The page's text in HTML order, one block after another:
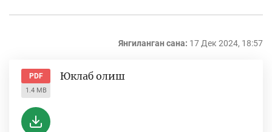
Янгиланган сана: 17 Дек 2024, 18:57
PDF
1.4 MB
Юклаб олиш